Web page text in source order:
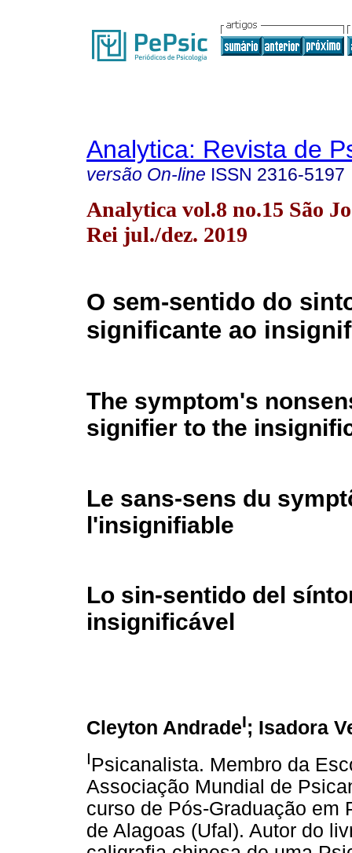
Analytica: Revista de
versão On-line ISSN 2316-5197
Analytica vol.8 no.15 São
Rei jul./dez. 2019
O sem-sentido do
significante ao
The symptom's
signifier to the
Le sans-sens du
l'insignifiable
Lo sin-sentido del
insignificável
Cleyton AndradeI; Isadora
IPsicanalista. Membro da
Associação Mundial de
curso de Pós-Graduação em
de Alagoas (Ufal). Autor do